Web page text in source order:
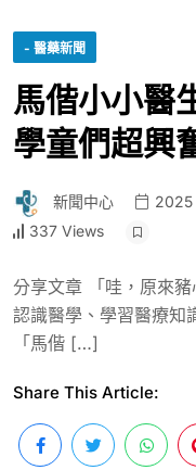
- 醫藥新聞
馬偕小小
學童們超興
新聞中心 2025
337 Views
分享文章 「哇，原來
認識醫學、學習醫療知
「馬偕 […]
Share This Article: